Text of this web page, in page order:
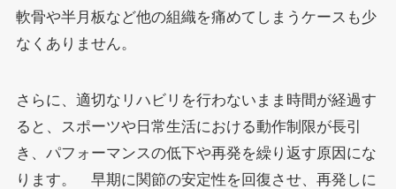
軟骨や半月板など他の組織を痛めてしまうケースも少
なくありません。
さらに、適切なリハビリを行わないまま時間が経過す
ると、スポーツや日常生活における動作制限が長引
き、パフォーマンスの低下や再発を繰り返す原因にな
ります。 早期に関節の安定性を回復させ、再発しに